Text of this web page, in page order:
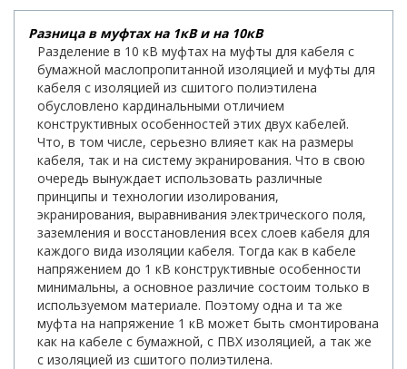
Разница в муфтах на 1кВ и на 10кВ
Разделение в 10 кВ муфтах на муфты для кабеля с
бумажной маслопропитанной изоляцией и муфты для
кабеля с изоляцией из сшитого полиэтилена
обусловлено кардинальными отличием
конструктивных особенностей этих двух кабелей.
Что, в том числе, серьезно влияет как на размеры
кабеля, так и на систему экранирования. Что в свою
очередь вынуждает использовать различные
принципы и технологии изолирования,
экранирования, выравнивания электрического поля,
заземления и восстановления всех слоев кабеля для
каждого вида изоляции кабеля. Тогда как в кабеле
напряжением до 1 кВ конструктивные особенности
минимальны, а основное различие состоим только в
используемом материале. Поэтому одна и та же
муфта на напряжение 1 кВ может быть смонтирована
как на кабеле с бумажной, с ПВХ изоляцией, а так же
с изоляцией из сшитого полиэтилена.